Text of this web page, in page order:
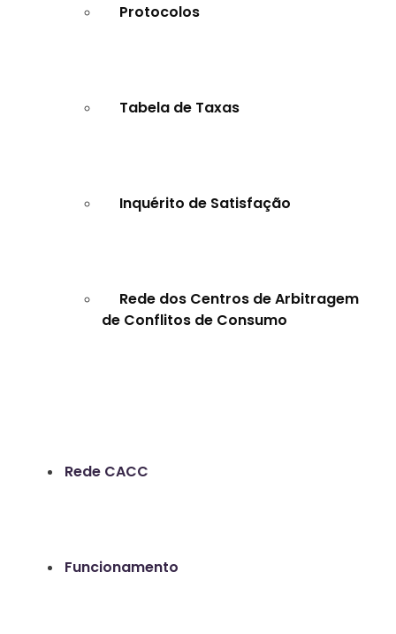
Protocolos
Tabela de Taxas
Inquérito de Satisfação
Rede dos Centros de Arbitragem
de Conflitos de Consumo
Rede CACC
Funcionamento